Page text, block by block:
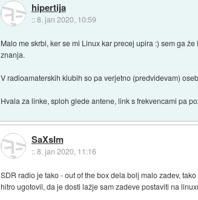
hipertija
::8. jan 2020, 10:59
Malo me skrbi, ker se mi Linux kar precej upira :) sem ga
znanja.
V radioamaterskih klubih so pa verjetno (predvidevam)
Hvala za linke, sploh glede antene, link s frekvencami pa
SaXsIm
::8. jan 2020, 11:16
SDR radio je tako - out of the box dela bolj malo zadev,
hitro ugotovil, da je dosti lažje sam zadeve postaviti na